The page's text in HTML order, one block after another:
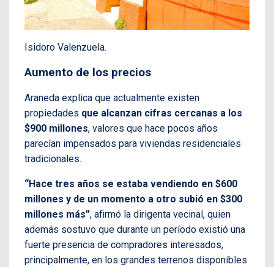
Isidoro Valenzuela.
Aumento de los precios
Araneda explica que actualmente existen
propiedades que alcanzan cifras cercanas a los
$900 millones, valores que hace pocos años
parecían impensados para viviendas residenciales
tradicionales.
“Hace tres años se estaba vendiendo en $600
millones y de un momento a otro subió en $300
millones más”, afirmó la dirigenta vecinal, quien
además sostuvo que durante un período existió una
fuerte presencia de compradores interesados,
principalmente, en los grandes terrenos disponibles